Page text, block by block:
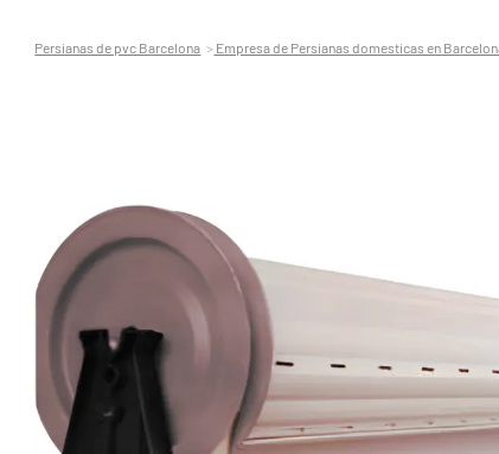
Persianas de pvc Barcelona Empresa de Persianas domesticas en